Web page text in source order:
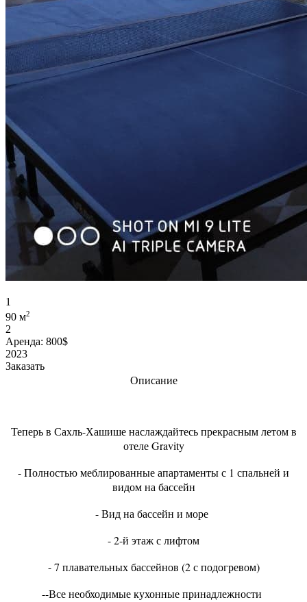
1
90 м2
2
Аренда: 800$
2023
Заказать
Описание
Теперь в Сахль-Хашише наслаждайтесь прекрасным летом в
отеле Gravity
- Полностью меблированные апартаменты с 1 спальней и
видом на бассейн
- Вид на бассейн и море
- 2-й этаж с лифтом
- 7 плавательных бассейнов (2 с подогревом)
--Все необходимые кухонные принадлежности